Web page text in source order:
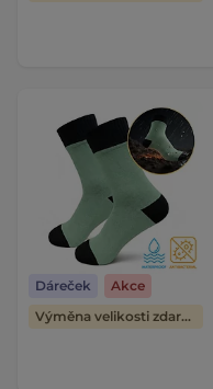
Dáreček
Akce
Výměna velikosti zdarma